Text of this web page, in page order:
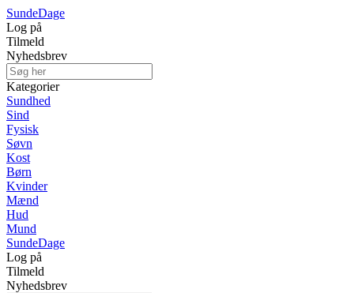
SundeDage
Log på
Tilmeld
Nyhedsbrev
Kategorier
Sundhed
Sind
Fysisk
Søvn
Kost
Børn
Kvinder
Mænd
Hud
Mund
SundeDage
Log på
Tilmeld
Nyhedsbrev